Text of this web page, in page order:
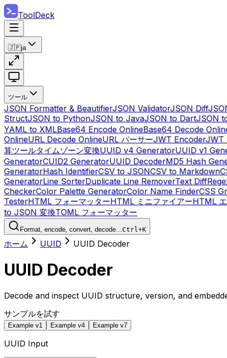
ToolDeck
🇯🇵ja
ツール
JSON Formatter & BeautifierJSON ValidatorJSON Diff
StructJSON to PythonJSON to JavaJSON to DartJSON
YAML to XMLBase64 Encode OnlineBase64 Decode
OnlineURL Decode OnlineURL パーサーJWT EncoderJWT
算ツールタイムゾーン変換UUID v4 GeneratorUUID v1
GeneratorCUID2 GeneratorUUID DecoderMD5 Hash
GeneratorHash IdentifierCSV to JSONCSV to Markdown
GeneratorLine SorterDuplicate Line RemoverText Diff
CheckerColor Palette GeneratorColor Name FinderCSS
TesterHTML フォーマッターHTML ミニファイアーHTML
to JSON 変換TOML フォーマッター
Format, encode, convert, decode…Ctrl+K
ホーム UUID UUID Decoder
UUID Decoder
Decode and inspect UUID structure, version, and
サンプルを試す
Example v1 Example v4 Example v7
UUID Input